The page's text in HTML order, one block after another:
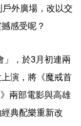
外廣場，改以交
感受呢？
」，於3月初連兩
演，將《魔戒首
兩部電影與高雄
典配樂重新改